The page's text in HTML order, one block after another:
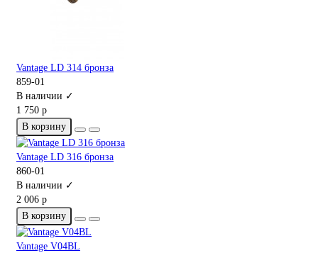
Vantage LD 314 бронза
859-01
В наличии ✓
1 750 р
В корзину
Vantage LD 316 бронза
860-01
В наличии ✓
2 006 р
В корзину
Vantage V04BL